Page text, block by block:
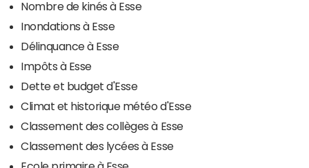
Nombre de kinés à Esse
Inondations à Esse
Délinquance à Esse
Impôts à Esse
Dette et budget d'Esse
Climat et historique météo d'Esse
Classement des collèges à Esse
Classement des lycées à Esse